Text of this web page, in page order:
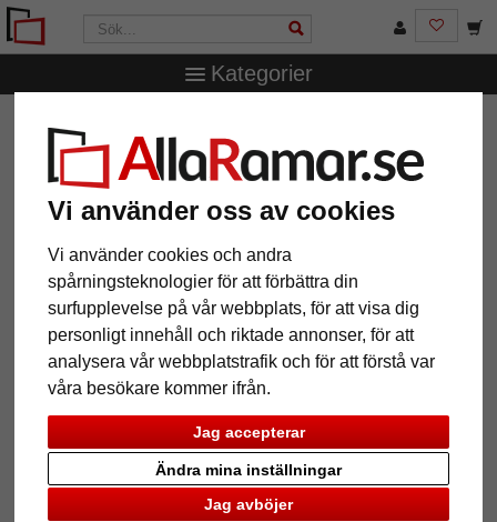
Vi använder oss av cookies
Vi använder cookies och andra
spårningsteknologier för att förbättra din
surfupplevelse på vår webbplats, för att visa dig
personligt innehåll och riktade annonser, för att
analysera vår webbplatstrafik och för att förstå var
våra besökare kommer ifrån.
Jag accepterar
Jag avböjer
Ändra mina inställningar
Kategorier
Väggspegel Precioso måttbeställd
Väggspegel Precioso måttbeställd